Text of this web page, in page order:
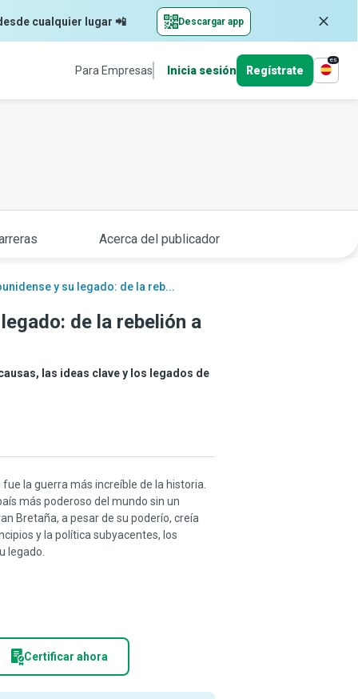
cualquier lugar 📲 Descargar app
Para Empresas Inicia sesión Regístrate
es
Acerca del publicador
y su legado: de la reb...
de la rebelión a
las ideas clave y los legados de
la guerra más increíble de la historia.
más poderoso del mundo sin un
Bretaña, a pesar de su poderío, creía
y la política subyacentes, los
legado.
Certificar ahora